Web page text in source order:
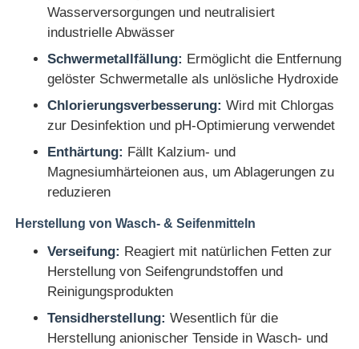
Wasserversorgungen und neutralisiert
industrielle Abwässer
Schwermetallfällung: Ermöglicht die Entfernung
gelöster Schwermetalle als unlösliche Hydroxide
Chlorierungsverbesserung: Wird mit Chlorgas
zur Desinfektion und pH-Optimierung verwendet
Enthärtung: Fällt Kalzium- und
Magnesiumhärteionen aus, um Ablagerungen zu
reduzieren
Herstellung von Wasch- & Seifenmitteln
Verseifung: Reagiert mit natürlichen Fetten zur
Herstellung von Seifengrundstoffen und
Reinigungsprodukten
Tensidherstellung: Wesentlich für die
Herstellung anionischer Tenside in Wasch- und